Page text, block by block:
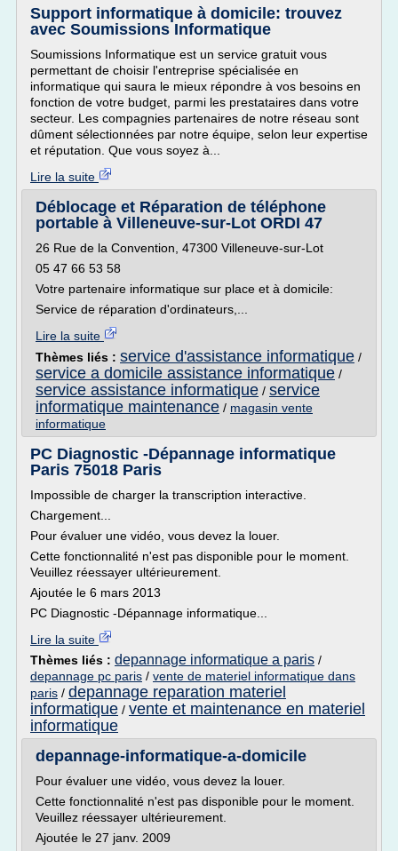
Support informatique à domicile: trouvez
avec Soumissions Informatique
Soumissions Informatique est un service gratuit vous
permettant de choisir l'entreprise spécialisée en
informatique qui saura le mieux répondre à vos besoins en
fonction de votre budget, parmi les prestataires dans votre
secteur. Les compagnies partenaires de notre réseau sont
dûment sélectionnées par notre équipe, selon leur expertise
et réputation. Que vous soyez à...
Lire la suite
Déblocage et Réparation de téléphone
portable à Villeneuve-sur-Lot ORDI 47
26 Rue de la Convention, 47300 Villeneuve-sur-Lot
05 47 66 53 58
Votre partenaire informatique sur place et à domicile:
Service de réparation d'ordinateurs,...
Lire la suite
Thèmes liés : service d'assistance informatique /
service a domicile assistance informatique /
service assistance informatique / service
informatique maintenance / magasin vente
informatique
PC Diagnostic -Dépannage informatique
Paris 75018 Paris
Impossible de charger la transcription interactive.
Chargement...
Pour évaluer une vidéo, vous devez la louer.
Cette fonctionnalité n'est pas disponible pour le moment.
Veuillez réessayer ultérieurement.
Ajoutée le 6 mars 2013
PC Diagnostic -Dépannage informatique...
Lire la suite
Thèmes liés : depannage informatique a paris /
depannage pc paris / vente de materiel informatique dans
paris / depannage reparation materiel
informatique / vente et maintenance en materiel
informatique
depannage-informatique-a-domicile
Pour évaluer une vidéo, vous devez la louer.
Cette fonctionnalité n'est pas disponible pour le moment.
Veuillez réessayer ultérieurement.
Ajoutée le 27 janv. 2009